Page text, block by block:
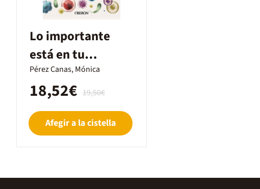
Lo importante
está en tu
microbiota
Pérez Canas, Mónica
19,50€
18,52€
Afegir a la cistella